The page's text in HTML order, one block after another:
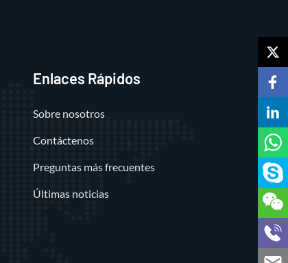
Enlaces Rápidos
Sobre nosotros
Contáctenos
Preguntas más frecuentes
Últimas noticias